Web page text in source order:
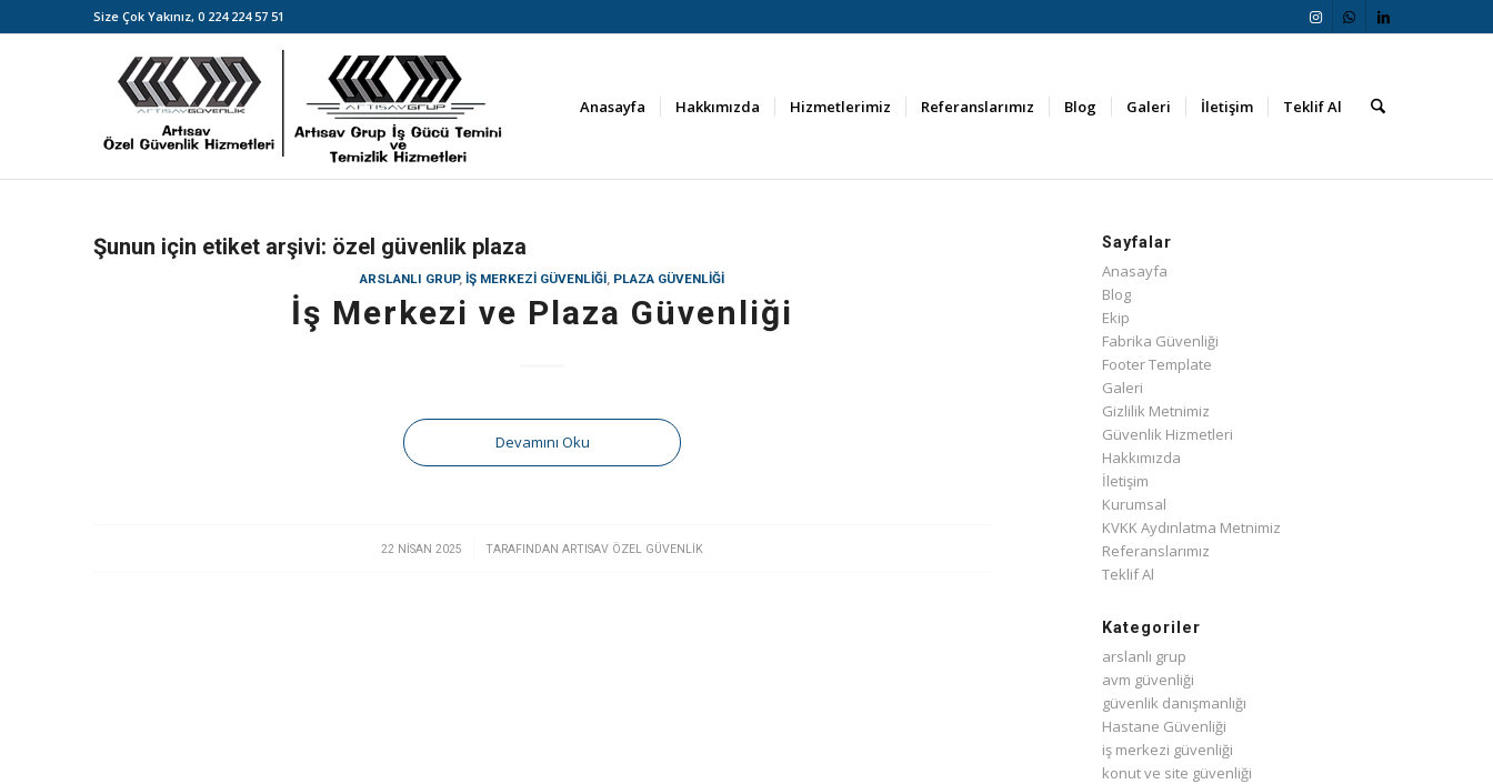
Size Çok Yakınız, 0 224 224 57 51
Anasayfa Hakkımızda Hizmetlerimiz Referanslarımız Blog Galeri İletişim Teklif Al
Şunun için etiket arşivi: özel güvenlik plaza
ARSLANLI GRUP,IŞ MERKEZI GÜVENLIĞI, PLAZA GÜVENLIĞI
İş Merkezi ve Plaza Güvenliği
Devamını Oku
22 NISAN 2025
/ TARAFINDANARTISAV ÖZEL GÜVENLIK
Sayfalar
Anasayfa
Blog
Ekip
Fabrika Güvenliği
Footer Template
Galeri
Gizlilik Metnimiz
Güvenlik Hizmetleri
Hakkımızda
İletişim
Kurumsal
KVKK Aydınlatma Metnimiz
Referanslarımız
Teklif Al
Kategoriler
arslanlı grup
avm güvenliği
güvenlik danışmanlığı
Hastane Güvenliği
iş merkezi güvenliği
konut ve site güvenliği